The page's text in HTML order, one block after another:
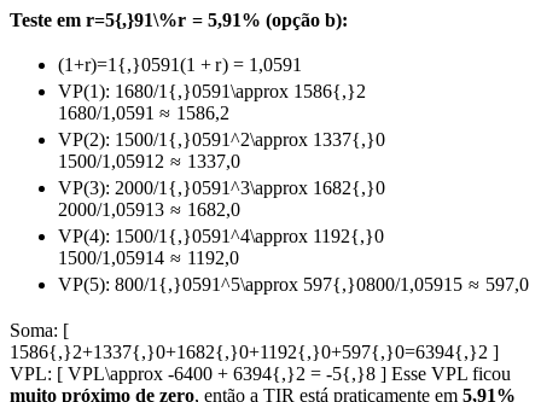
Teste em r=5{,}91\%r = 5,91% (opção b):
(1+r)=1{,}0591(1 + r) = 1 ,0591
VP(1): 1680/1{,}0591\approx 1586{,}2
1680/1 ,0591 ≈ 1586,2
VP(2): 1500/1{,}0591^2\approx 1337{,}0
1500/1 ,0591 2 ≈ 1337,0
VP(3): 2000/1{,}0591^3\approx 1682{,}0
2000/1 ,05913 ≈ 1682,0
VP(4): 1500/1{,}0591^4\approx 1192{,}0
1500/1 ,05914 ≈ 1192,0
VP(5): 800/1{,}0591^5\approx 597{,}0800/1 ,0591 5 ≈ 597,0
Soma: [
1586{,}2+1337{,}0+1682{,}0+1192{,}0+597{,}0=6394{,}2 ]
VPL: [ VPL\approx -6400 + 6394{,}2 = -5{,}8 ] Esse VPL ficou
muito próximo de zero, então a TIR está praticamente em 5,91%